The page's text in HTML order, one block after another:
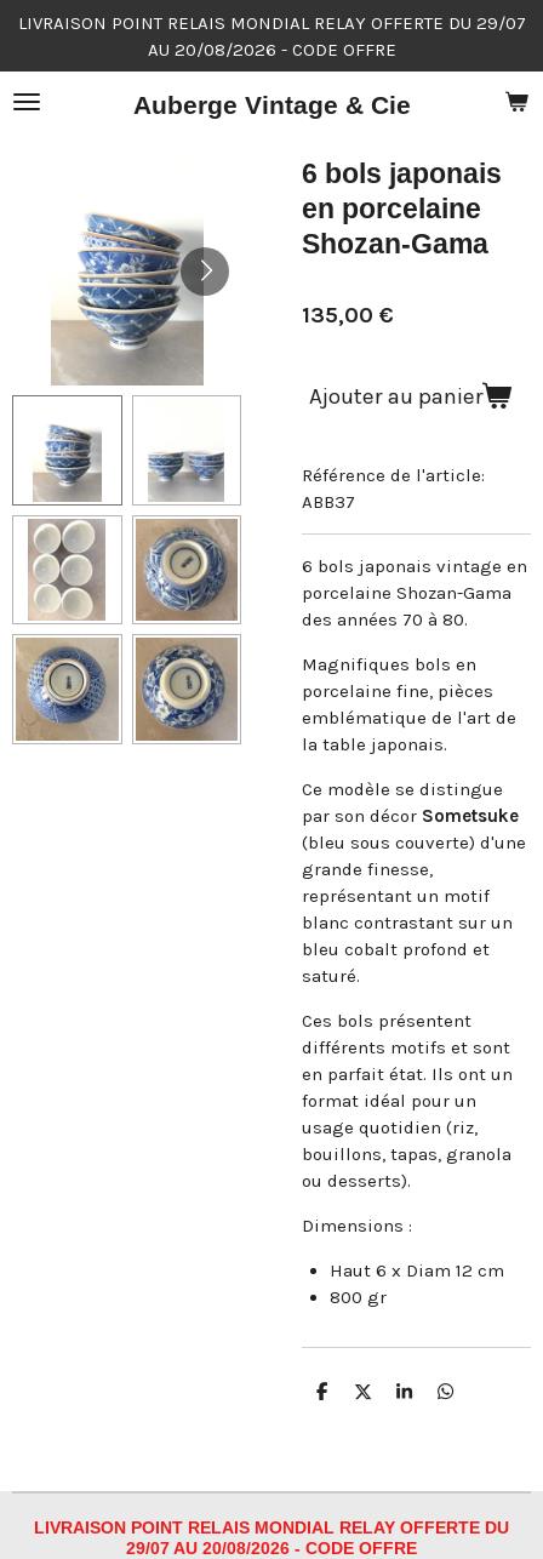
Passer
contenu
principal
Auberge Vintage & Cie
LIVRAISON POINT RELAIS MONDIAL RELAY OFFERTE DU 29/07
AU 20/08/2026 - CODE OFFRE
6 bols japonais
en porcelaine
Shozan-Gama
135,00 €
Ajouter au panier
Référence de l'article:
ABB37
6 bols japonais vintage en
porcelaine Shozan-Gama
des années 70 à 80.
Magnifiques bols en
porcelaine fine, pièces
emblématique de l'art de
la table japonais.
Ce modèle se distingue
par son décor Sometsuke
(bleu sous couverte) d'une
grande finesse,
représentant un motif
blanc contrastant sur un
bleu cobalt profond et
saturé.
Ces bols présentent
différents motifs et sont
en parfait état. Ils ont un
format idéal pour un
usage quotidien (riz,
bouillons, tapas, granola
ou desserts).
Dimensions :
Haut 6 x Diam 12 cm
800 gr
P
g
r
P
g
r
P
g
r
P
g
r
LIVRAISON POINT RELAIS MONDIAL RELAY OFFERTE DU
29/07 AU 20/08/2026 - CODE OFFRE